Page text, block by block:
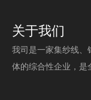
关于我们
我司是一家集纱线、
体的综合性企业，是